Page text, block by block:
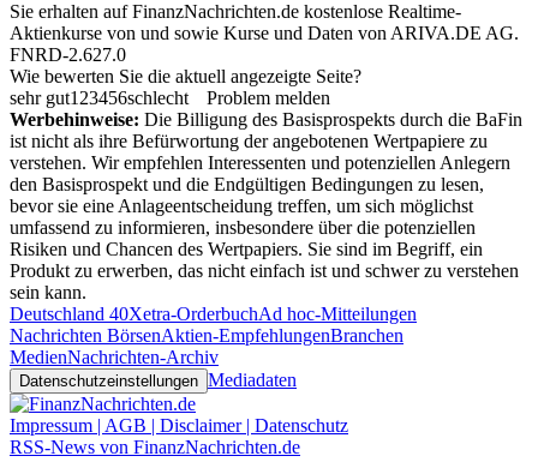
Sie erhalten auf FinanzNachrichten.de kostenlose Realtime-
Aktienkurse von und sowie Kurse und Daten von ARIVA.DE AG.
FNRD-2.627.0
Wie bewerten Sie die aktuell angezeigte Seite?
sehr gut1 23456schlecht
Problem melden
Werbehinweise: Die Billigung des Basisprospekts durch die BaFin
ist nicht als ihre Befürwortung der angebotenen Wertpapiere zu
verstehen. Wir empfehlen Interessenten und potenziellen Anlegern
den Basisprospekt und die Endgültigen Bedingungen zu lesen,
bevor sie eine Anlageentscheidung treffen, um sich möglichst
umfassend zu informieren, insbesondere über die potenziellen
Risiken und Chancen des Wertpapiers. Sie sind im Begriff, ein
Produkt zu erwerben, das nicht einfach ist und schwer zu verstehen
sein kann.
Deutschland 40Xetra-OrderbuchAd hoc-Mitteilungen
Nachrichten BörsenAktien-EmpfehlungenBranchen
MedienNachrichten-Archiv
Datenschutzeinstellungen Mediadaten
Impressum | AGB | Disclaimer | Datenschutz
RSS-News von FinanzNachrichten.de